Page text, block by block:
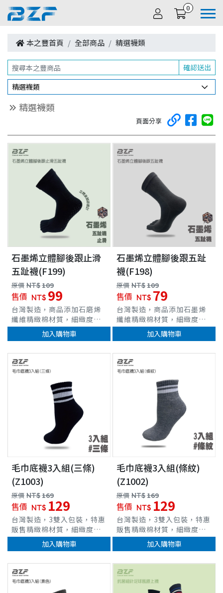
0
本之豐首頁 全部商品 精選襪類
確認送出
精選襪類
精選襪類
頁面分享
石墨烯立體腳後跟止滑
五趾襪(F199)
原價 NT$109
售價 NT$ 99
台灣製造，商品添加石磨烯
纖維精緻棉材質，細緻度
佳，觸感柔順遠紅外線可改
善微循環抗靜電等吸濕透氣
防摩擦消臭排汗，乾爽不悶
熱吸濕及調節溼度、除臭功
效立體腳跟編織，完整包覆
襪底止滑設計，有效提升抓
地力防止滑倒、強化運動時
的發力與穩定性減少鞋內摩
擦與水泡產生、以及居家與
照護環境的安全保障。
加入購物車
石墨烯立體腳後跟五趾
襪(F198)
原價 NT$109
售價 NT$ 79
台灣製造，商品添加石墨烯
纖維精緻棉材質，細緻度
佳，觸感柔順遠紅外線可改
善微循環；抗靜電等吸濕透
靜電防摩擦消臭排汗，乾爽
不悶熱吸濕及調節溼度、除
臭功效立體腳跟編織，完整
加入購物車
毛巾底襪3入組(三條)
(Z1003)
原價 NT$169
售價 NT$ 129
台灣製造，3雙入包裝，特惠
販售精緻棉材質，細緻度
佳，觸感柔順毛巾底高密度
織法，柔軟度、吸震、吸汗
高，減緩運動時帶來的作用
力彈性纖維，完整包覆、伸
加入購物車
毛巾底襪3入組(條紋)
(Z1002)
原價 NT$169
售價 NT$ 129
台灣製造，3雙入包裝，特惠
販售精緻棉材質，細緻度
佳，觸感柔順毛巾底高密度
織法，柔軟度、吸震、吸汗
高，減緩運動時帶來的作用
力彈性纖維，完整包覆、伸
加入購物車